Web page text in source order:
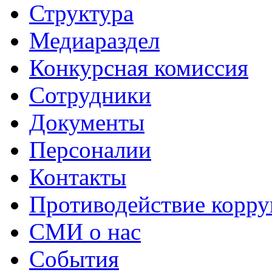
Структура
Медиараздел
Конкурсная комиссия
Сотрудники
Документы
Персоналии
Контакты
Противодействие
СМИ о нас
События